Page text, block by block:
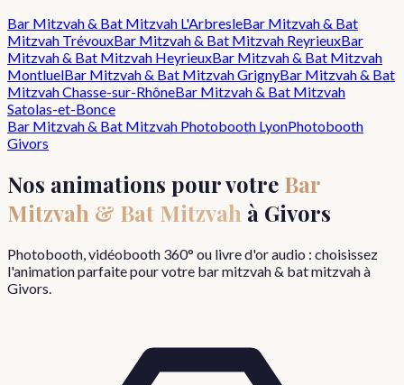
Bar Mitzvah & Bat Mitzvah L'ArbresleBar Mitzvah & Bat
Mitzvah TrévouxBar Mitzvah & Bat Mitzvah ReyrieuxBar
Mitzvah & Bat Mitzvah HeyrieuxBar Mitzvah & Bat Mitzvah
MontluelBar Mitzvah & Bat MitzvahGrignyBar Mitzvah & Bat
MitzvahChasse-sur-RhôneBar Mitzvah & Bat Mitzvah
Satolas-et-Bonce
Bar Mitzvah & Bat Mitzvah Photobooth LyonPhotobooth
Givors
Nos animations pour votre Bar
Mitzvah & Bat Mitzvah à Givors
Photobooth, vidéobooth 360° ou livre d'or audio : choisissez
l'animation parfaite pour votre bar mitzvah & bat mitzvahà
Givors.